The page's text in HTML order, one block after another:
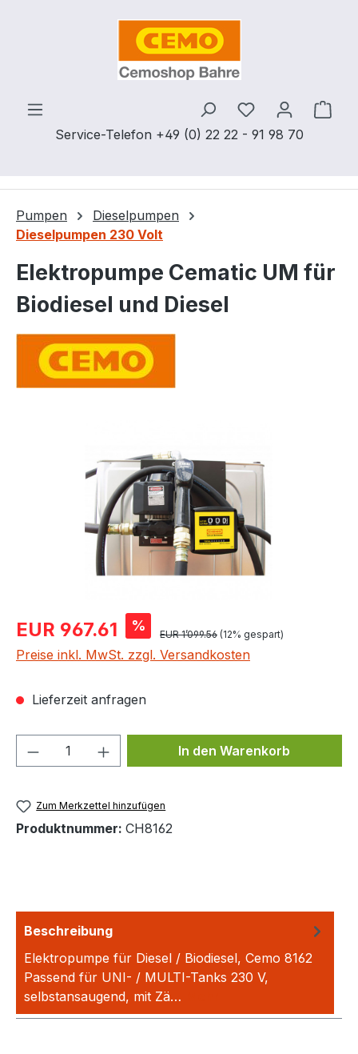
Zum Hauptinhalt springen
Service-Telefon +49 (0) 22 22 - 91 98 70
Du hast 0
Pumpen
Dieselpumpen
Dieselpumpen 230 Volt
Elektropumpe Cematic UM für
Biodiesel und Diesel
Verkaufspreis:
EUR 967.61 % Regulärer Preis:
EUR 1’099.56 (12% gespart)
Preise inkl. MwSt. zzgl. Versandkosten
Lieferzeit anfragen
Produkt Anzahl: Gib denIn den Warenkorb
Zum Merkzettel hinzufügen
Produktnummer: CH8162
Beschreibung
Elektropumpe für Diesel / Biodiesel, Cemo 8162
Passend für UNI- / MULTI-Tanks 230 V,
selbstansaugend, mit Zä…